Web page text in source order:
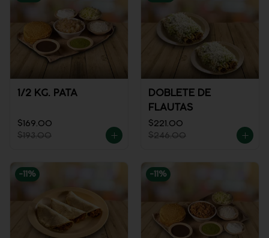
1/2 KG. PATA
$169.00
$193.00
DOBLETE DE
FLAUTAS
$221.00
$246.00
-11 % -11 %